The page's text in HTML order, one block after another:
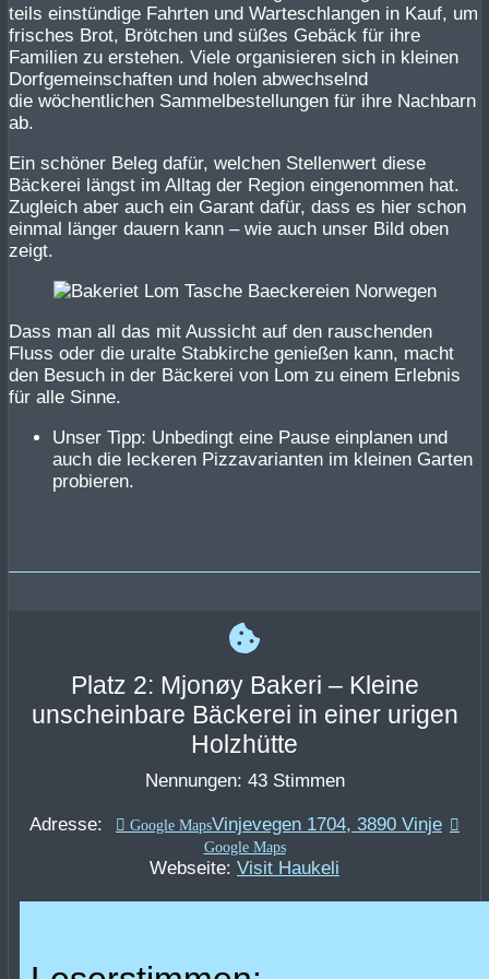
teils einstündige Fahrten und Warteschlangen in Kauf, um
frisches Brot, Brötchen und süßes Gebäck für ihre
Familien zu erstehen. Viele organisieren sich in kleinen
Dorfgemeinschaften und holen abwechselnd
die wöchentlichen Sammelbestellungen für ihre Nachbarn
ab.
Ein schöner Beleg dafür, welchen Stellenwert diese
Bäckerei längst im Alltag der Region eingenommen hat.
Zugleich aber auch ein Garant dafür, dass es hier schon
einmal länger dauern kann – wie auch unser Bild oben
zeigt.
Dass man all das mit Aussicht auf den rauschenden
Fluss oder die uralte Stabkirche genießen kann, macht
den Besuch in der Bäckerei von Lom zu einem Erlebnis
für alle Sinne.
Unser Tipp: Unbedingt eine Pause einplanen und
auch die leckeren Pizzavarianten im kleinen Garten
probieren.
Platz 2: Mjonøy Bakeri – Kleine
unscheinbare Bäckerei in einer urigen
Holzhütte
Nennungen: 43 Stimmen
Adresse: Vinjevegen 1704, 3890 Vinje
Webseite: Visit Haukeli